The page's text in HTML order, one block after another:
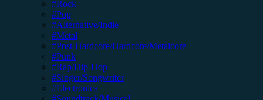
#Rock
#Pop
#Alternative/Indie
#Metal
#Post-Hardcore/Hardcore/Metalcore
#Punk
#Rap/Hip-Hop
#Singer/Songwriter
#Electronica